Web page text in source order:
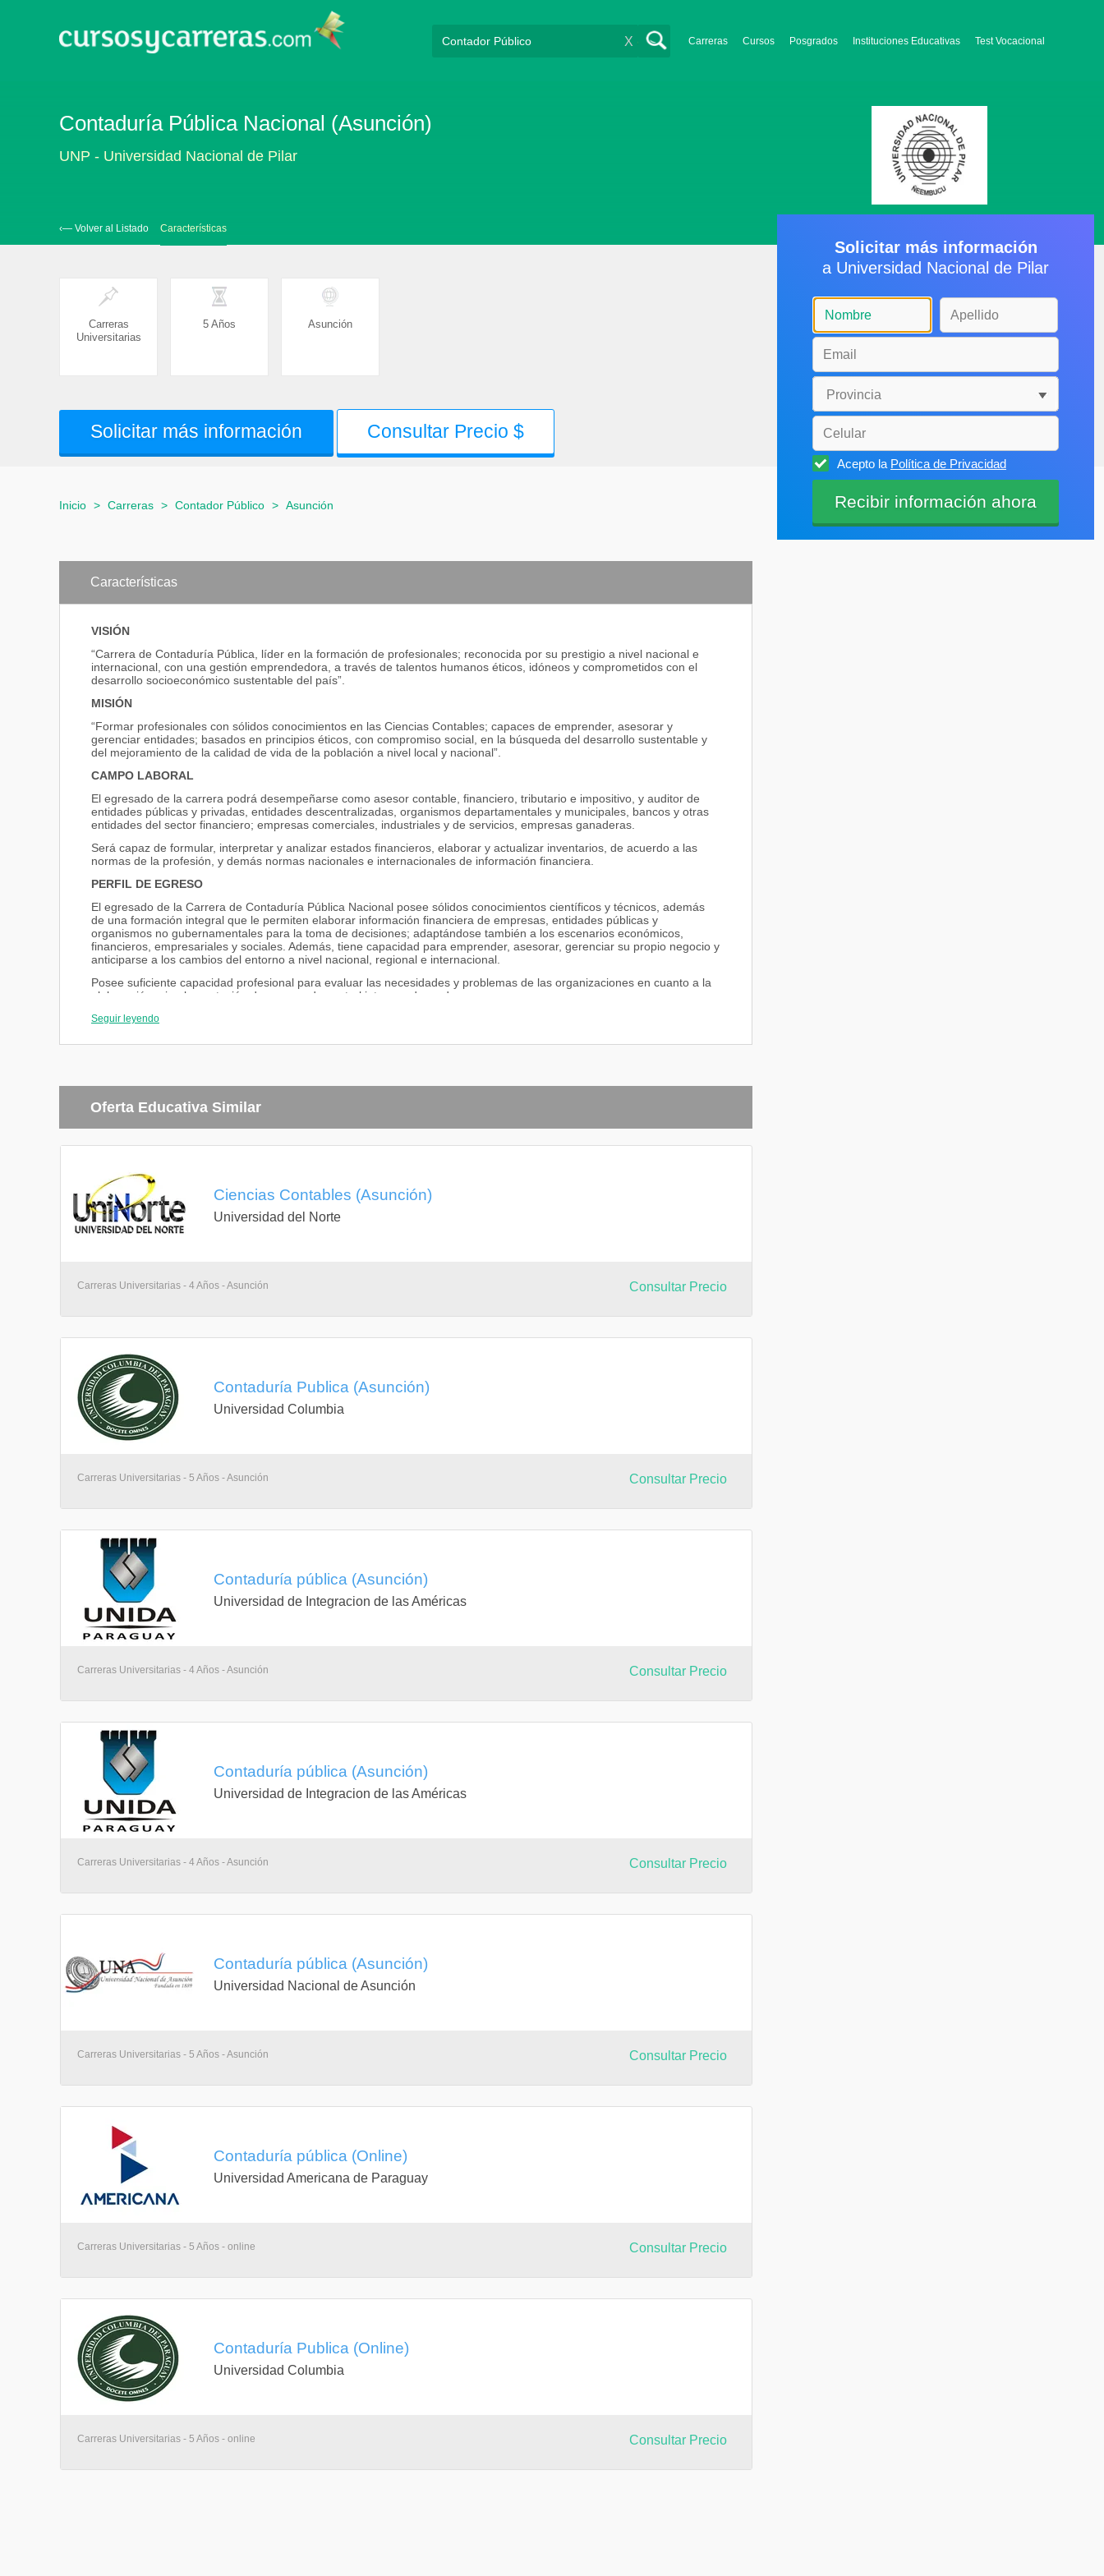
Carreras Cursos Posgrados Instituciones Educativas Test Vocacional
X
Contaduría Pública Nacional (Asunción)
UNP - Universidad Nacional de Pilar
‹— Volver al Listado Características
Carreras
Universitarias
5 Años Asunción
Solicitar más información Consultar Precio $
Inicio > Carreras > Contador Público > Asunción
Características
VISIÓN
“Carrera de Contaduría Pública, líder en la formación de profesionales; reconocida por su prestigio a nivel nacional e
internacional, con una gestión emprendedora, a través de talentos humanos éticos, idóneos y comprometidos con el
desarrollo socioeconómico sustentable del país”.
MISIÓN
“Formar profesionales con sólidos conocimientos en las Ciencias Contables; capaces de emprender, asesorar y
gerenciar entidades; basados en principios éticos, con compromiso social, en la búsqueda del desarrollo sustentable y
del mejoramiento de la calidad de vida de la población a nivel local y nacional”.
CAMPO LABORAL
El egresado de la carrera podrá desempeñarse como asesor contable, financiero, tributario e impositivo, y auditor de
entidades públicas y privadas, entidades descentralizadas, organismos departamentales y municipales, bancos y otras
entidades del sector financiero; empresas comerciales, industriales y de servicios, empresas ganaderas.
Será capaz de formular, interpretar y analizar estados financieros, elaborar y actualizar inventarios, de acuerdo a las
normas de la profesión, y demás normas nacionales e internacionales de información financiera.
PERFIL DE EGRESO
El egresado de la Carrera de Contaduría Pública Nacional posee sólidos conocimientos científicos y técnicos, además
de una formación integral que le permiten elaborar información financiera de empresas, entidades públicas y
organismos no gubernamentales para la toma de decisiones; adaptándose también a los escenarios económicos,
financieros, empresariales y sociales. Además, tiene capacidad para emprender, asesorar, gerenciar su propio negocio y
anticiparse a los cambios del entorno a nivel nacional, regional e internacional.
Posee suficiente capacidad profesional para evaluar las necesidades y problemas de las organizaciones en cuanto a la
elaboración e implementación de normas de control interno adecuadas.
Es capaz de proponer estrategias de desarrollo de la empresa observando la ética profesional, la responsabilidad social,
Seguir leyendo
Oferta Educativa Similar
Ciencias Contables (Asunción)
Universidad del Norte
Carreras Universitarias - 4 Años - Asunción Consultar Precio
Contaduría Publica (Asunción)
Universidad Columbia
Carreras Universitarias - 5 Años - Asunción Consultar Precio
Contaduría pública (Asunción)
Universidad de Integracion de las Américas
Carreras Universitarias - 4 Años - Asunción Consultar Precio
Contaduría pública (Asunción)
Universidad de Integracion de las Américas
Carreras Universitarias - 4 Años - Asunción Consultar Precio
Contaduría pública (Asunción)
Universidad Nacional de Asunción
Carreras Universitarias - 5 Años - Asunción Consultar Precio
Contaduría pública (Online)
Universidad Americana de Paraguay
Carreras Universitarias - 5 Años - online Consultar Precio
Contaduría Publica (Online)
Universidad Columbia
Carreras Universitarias - 5 Años - online Consultar Precio
Solicitar más información
a Universidad Nacional de Pilar
Acepto la Política de Privacidad